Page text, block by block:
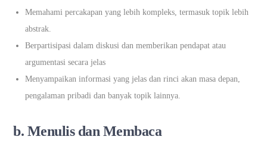
Memahami percakapan yang lebih kompleks, termasuk topik lebih
abstrak.
Berpartisipasi dalam diskusi dan memberikan pendapat atau
argumentasi secara jelas
Menyampaikan informasi yang jelas dan rinci akan masa depan,
pengalaman pribadi dan banyak topik lainnya.
b. Menulis dan Membaca